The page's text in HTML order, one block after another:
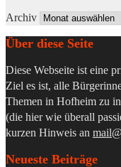
Archiv
Über diese Seite
Diese Webseite ist eine
Ziel es ist, alle
Themen in Hofheim zu
(die hier wie überall
kurzen Hinweis an
Neueste Beiträge